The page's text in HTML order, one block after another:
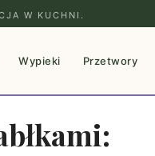
W KUCHNI.
Wypieki Przetwory